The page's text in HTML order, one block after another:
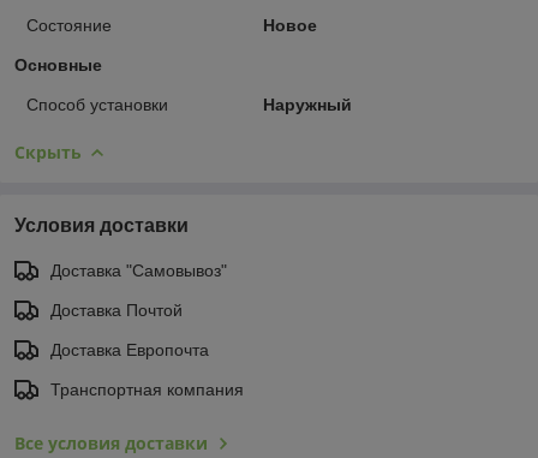
Состояние
Новое
Основные
Способ установки Наружный
Скрыть
Условия доставки
Доставка "Самовывоз"
Доставка Почтой
Доставка Европочта
Транспортная компания
Все условия доставки